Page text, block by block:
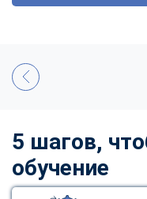
5 шагов,
обучение